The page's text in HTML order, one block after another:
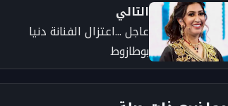
التالي
عاجل ...اعتزال الفنانة دنيا
بوطازوط